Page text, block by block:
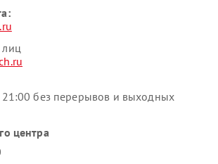
без перерывов и выходных
центра